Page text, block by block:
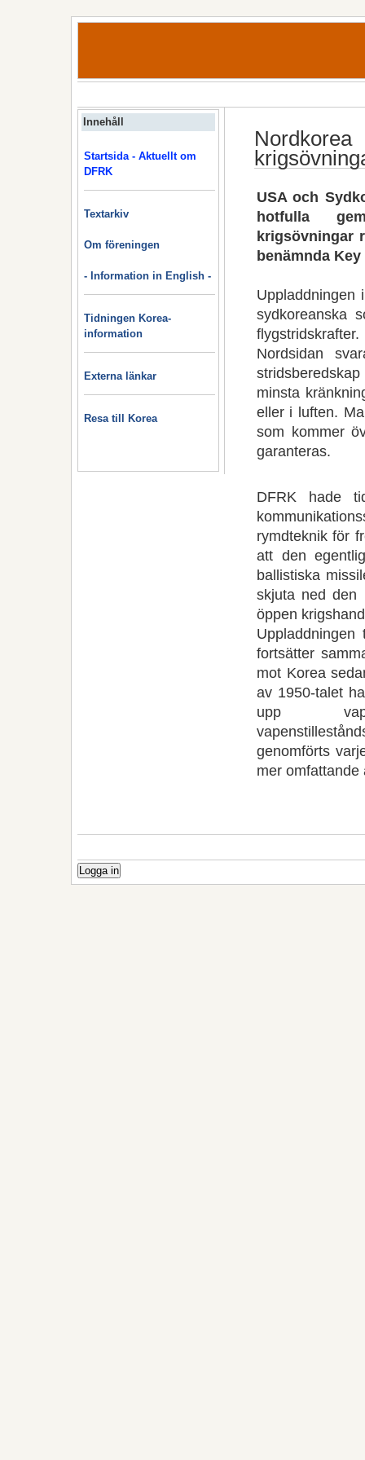
Innehåll
Startsida - Aktuellt om
DFRK
Textarkiv
Om föreningen
- Information in English -
Tidningen Korea-
information
Externa länkar
Resa till Korea
USA och
hotfulla
krigsövningar
benämnda
Uppladdningen
sydkoreanska
flygstridskrafter.
Nordsidan
minsta
eller i luften.
som kommer
garanteras.
DFRK hade
rymdteknik för
att den
ballistiska
skjuta ned den
öppen
fortsätter
mot Korea
av 1950-talet
upp
genomförts
mer omfattande
Logga in